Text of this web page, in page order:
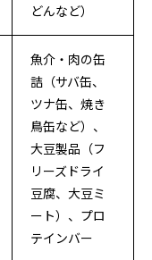
どんなど）
魚介・肉の缶
詰（サバ缶、
ツナ缶、焼き
鳥缶など）、
大豆製品（フ
リーズドライ
豆腐、大豆ミ
ート）、プロ
テインバー